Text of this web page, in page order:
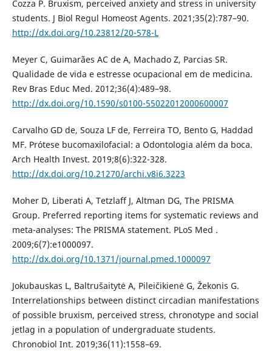
Cozza P. Bruxism, perceived anxiety and stress in university
students. J Biol Regul Homeost Agents. 2021;35(2):787–90.
http://dx.doi.org/10.23812/20-578-L
Meyer C, Guimarães AC de A, Machado Z, Parcias SR.
Qualidade de vida e estresse ocupacional em de medicina.
Rev Bras Educ Med. 2012;36(4):489–98.
http://dx.doi.org/10.1590/s0100-55022012000600007
Carvalho GD de, Souza LF de, Ferreira TO, Bento G, Haddad
MF. Prótese bucomaxilofacial: a Odontologia além da boca.
Arch Health Invest. 2019;8(6):322-328.
http://dx.doi.org/10.21270/archi.v8i6.3223
Moher D, Liberati A, Tetzlaff J, Altman DG, The PRISMA
Group. Preferred reporting items for systematic reviews and
meta-analyses: The PRISMA statement. PLoS Med .
2009;6(7):e1000097.
http://dx.doi.org/10.1371/journal.pmed.1000097
Jokubauskas L, Baltrušaitytė A, Pileičikienė G, Žekonis G.
Interrelationships between distinct circadian manifestations
of possible bruxism, perceived stress, chronotype and social
jetlag in a population of undergraduate students.
Chronobiol Int. 2019;36(11):1558–69.